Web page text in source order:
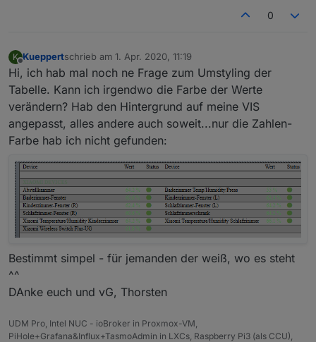
0
K
Offline
Kueppertschrieb am 1. Apr. 2020, 11:19
zuletzt editiert von
Hi, ich hab mal noch ne Frage zum Umstyling der
Tabelle. Kann ich irgendwo die Farbe der Werte
verändern? Hab den Hintergrund auf meine VIS
angepasst, alles andere auch soweit...nur die Zahlen-
Farbe hab ich nicht gefunden:
Bestimmt simpel - für jemanden der weiß, wo es steht
^^
DAnke euch und vG, Thorsten
UDM Pro, Intel NUC - ioBroker in Proxmox-VM,
PiHole+Grafana&Influx+TasmoAdmin in LXCs, Raspberry Pi3 (als CCU),